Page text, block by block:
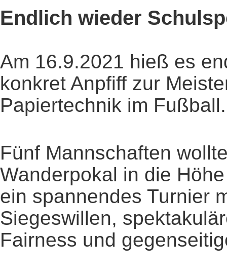
Endlich wieder
Am 16.9.2021 hieß es
konkret Anpfiff zur
Papiertechnik im Fußball.
Fünf Mannschaften
Wanderpokal in die
ein spannendes Turnier
Siegeswillen,
Fairness und